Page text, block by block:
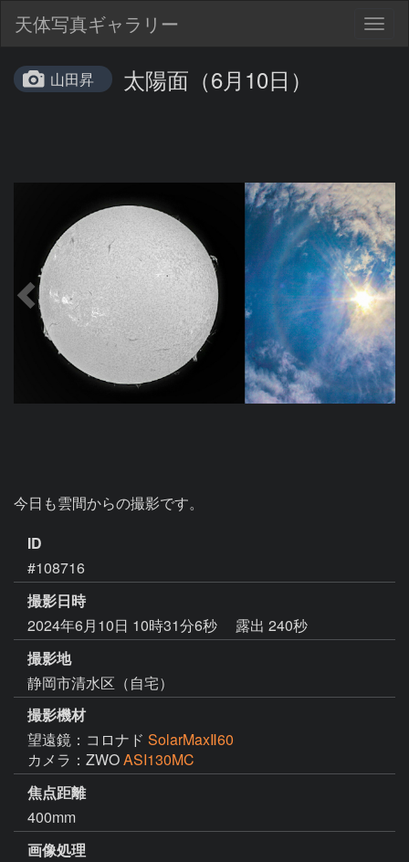
天体写真ギャラリー
山田昇 太陽面（6月10日）
今日も雲間からの撮影です。
ID
#108716
撮影日時
2024年6月10日 10時31分6秒
露出 240秒
撮影地
静岡市清水区（自宅）
撮影機材
望遠鏡：コロナド SolarMaxⅡ60
カメラ：ZWOASI130MC
焦点距離
400mm
画像処理